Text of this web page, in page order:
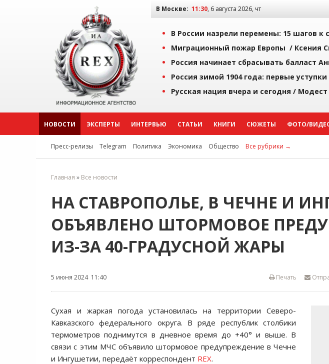
В Москве: 11:30, 6 августа 2026, чт
В России назрели перемены: 15 шагов к
Миграционный пожар Европы / Ксения
Россия начинает сбрасывать балласт
Россия зимой 1904 года: первые
Русская нация вчера и сегодня / Модест
НОВОСТИ ЭКСПЕРТЫ ИНТЕРВЬЮ СТАТЬИ КНИГИ СЮЖЕТЫ ФОТО/
Пресс-релизы Telegram Политика Экономика Общество Все рубрики →
Главная » Все новости
НА СТАВРОПОЛЬЕ, В ЧЕЧНЕ И
ОБЪЯВЛЕНО ШТОРМОВОЕ
ИЗ-ЗА 40-ГРАДУСНОЙ ЖАРЫ
5 июня 2024 11:40 Печать
Сухая и жаркая погода установилась на территории Северо-
Кавказского федерального округа. В ряде республик столбики
термометров поднимутся в дневное время до +40° и выше. В
связи с этим МЧС объявило штормовое предупреждение в Чечне
и Ингушетии, передаёт корреспондент REX.